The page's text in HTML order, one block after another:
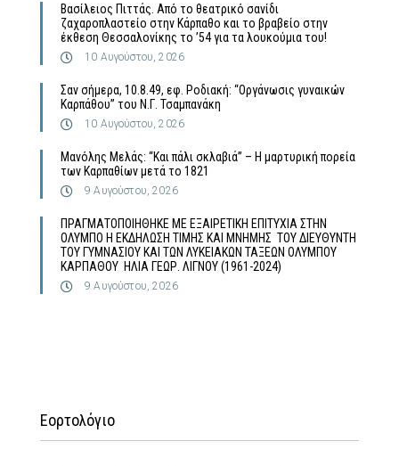
Βασίλειος Πιττάς. Από το θεατρικό σανίδι
ζαχαροπλαστείο στην Κάρπαθο και το βραβείο στην
έκθεση Θεσσαλονίκης το ’54 για τα λουκούμια του!
10 Αυγούστου, 2026
Σαν σήμερα, 10.8.49, εφ. Ροδιακή: “Οργάνωσις γυναικών
Καρπάθου” του Ν.Γ. Τσαμπανάκη
10 Αυγούστου, 2026
Μανόλης Μελάς: “Και πάλι σκλαβιά” – Η μαρτυρική πορεία
των Καρπαθίων μετά το 1821
9 Αυγούστου, 2026
ΠΡΑΓΜΑΤΟΠΟΙΗΘΗΚΕ ΜΕ ΕΞΑΙΡΕΤΙΚΗ ΕΠΙΤΥΧΙΑ ΣΤΗΝ
ΟΛΥΜΠΟ Η ΕΚΔΗΛΩΣΗ ΤΙΜΗΣ ΚΑΙ ΜΝΗΜΗΣ ΤΟΥ ΔΙΕΥΘΥΝΤΗ
ΤΟΥ ΓΥΜΝΑΣΙΟΥ ΚΑΙ ΤΩΝ ΛΥΚΕΙΑΚΩΝ ΤΑΞΕΩΝ ΟΛΥΜΠΟΥ
ΚΑΡΠΑΘΟΥ ΗΛΙΑ ΓΕΩΡ. ΛΙΓΝΟΥ (1961-2024)
9 Αυγούστου, 2026
Εορτολόγιο